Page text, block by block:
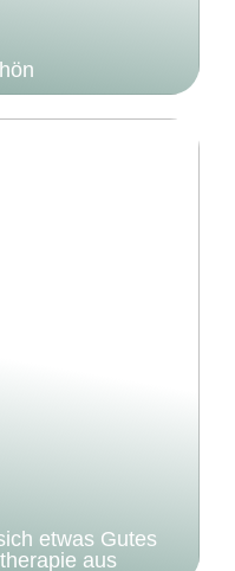
etwas Gutes
aus